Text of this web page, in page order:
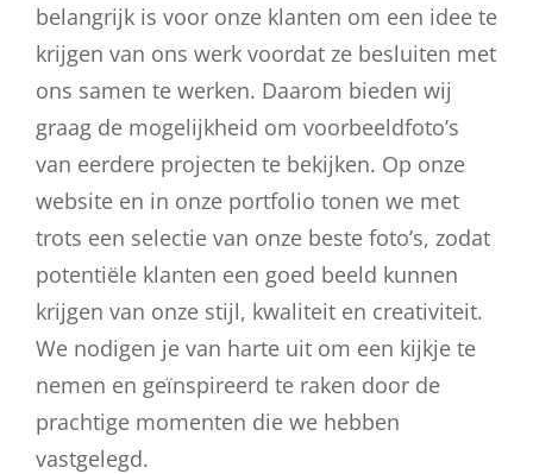
belangrijk is voor onze klanten om een idee te
krijgen van ons werk voordat ze besluiten met
ons samen te werken. Daarom bieden wij
graag de mogelijkheid om voorbeeldfoto’s
van eerdere projecten te bekijken. Op onze
website en in onze portfolio tonen we met
trots een selectie van onze beste foto’s, zodat
potentiële klanten een goed beeld kunnen
krijgen van onze stijl, kwaliteit en creativiteit.
We nodigen je van harte uit om een kijkje te
nemen en geïnspireerd te raken door de
prachtige momenten die we hebben
vastgelegd.